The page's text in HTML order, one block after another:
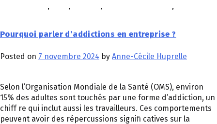
, , , ,
Pourquoi parler d’addictions en entreprise ?
Posted on 7 novembre 2024 by Anne-Cécile Huprelle
Selon l’Organisation Mondiale de la Santé (OMS), environ
15% des adultes sont touchés par une forme d’addiction, un
chiff re qui inclut aussi les travailleurs. Ces comportements
peuvent avoir des répercussions signifi catives sur la